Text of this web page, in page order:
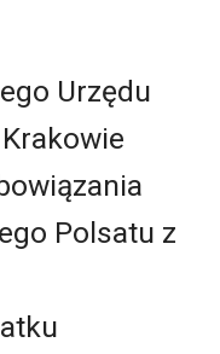
Urzędu
Polsatu z